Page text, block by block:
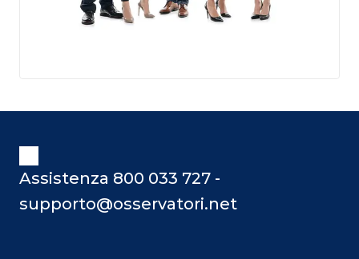
Assistenza 800 033 727 -
supporto@osservatori.net